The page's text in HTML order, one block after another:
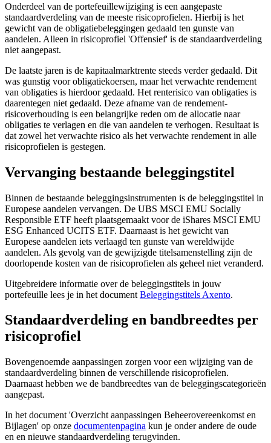
Onderdeel van de portefeuillewijziging is een aangepaste
standaardverdeling van de meeste risicoprofielen. Hierbij is het
gewicht van de obligatiebeleggingen gedaald ten gunste van
aandelen. Alleen in risicoprofiel 'Offensief' is de standaardverdeling
niet aangepast.
De laatste jaren is de kapitaalmarktrente steeds verder gedaald. Dit
was gunstig voor obligatiekoersen, maar het verwachte rendement
van obligaties is hierdoor gedaald. Het renterisico van obligaties is
daarentegen niet gedaald. Deze afname van de rendement-
risicoverhouding is een belangrijke reden om de allocatie naar
obligaties te verlagen en die van aandelen te verhogen. Resultaat is
dat zowel het verwachte risico als het verwachte rendement in alle
risicoprofielen is gestegen.
Vervanging bestaande beleggingstitel
Binnen de bestaande beleggingsinstrumenten is de beleggingstitel in
Europese aandelen vervangen. De UBS MSCI EMU Socially
Responsible ETF heeft plaatsgemaakt voor de iShares MSCI EMU
ESG Enhanced UCITS ETF. Daarnaast is het gewicht van
Europese aandelen iets verlaagd ten gunste van wereldwijde
aandelen. Als gevolg van de gewijzigde titelsamenstelling zijn de
doorlopende kosten van de risicoprofielen als geheel niet veranderd.
Uitgebreidere informatie over de beleggingstitels in jouw
portefeuille lees je in het document Beleggingstitels Axento.
Standaardverdeling en bandbreedtes per
risicoprofiel
Bovengenoemde aanpassingen zorgen voor een wijziging van de
standaardverdeling binnen de verschillende risicoprofielen.
Daarnaast hebben we de bandbreedtes van de beleggingscategorieën
aangepast.
In het document 'Overzicht aanpassingen Beheerovereenkomst en
Bijlagen' op onze documentenpagina kun je onder andere de oude
en en nieuwe standaardverdeling terugvinden.